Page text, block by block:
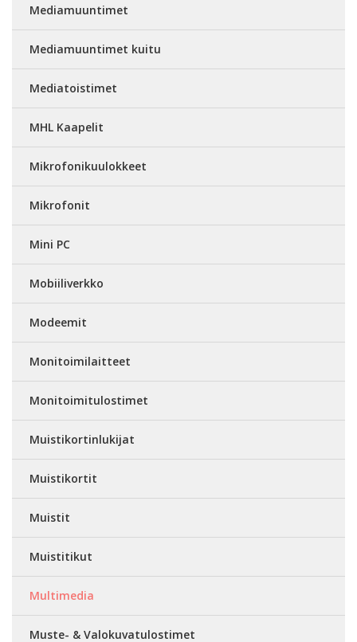
Mediamuuntimet
Mediamuuntimet kuitu
Mediatoistimet
MHL Kaapelit
Mikrofonikuulokkeet
Mikrofonit
Mini PC
Mobiiliverkko
Modeemit
Monitoimilaitteet
Monitoimitulostimet
Muistikortinlukijat
Muistikortit
Muistit
Muistitikut
Multimedia
Muste- & Valokuvatulostimet